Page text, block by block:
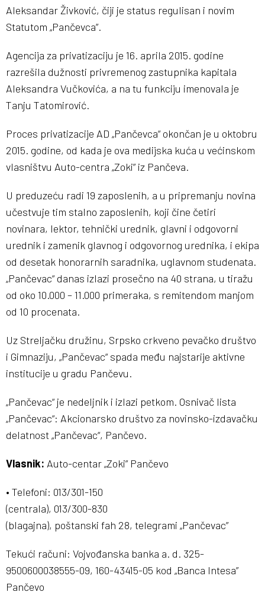
Aleksandar Živković, čiji je status regulisan i novim
Statutom „Pančevca”.
Agencija za privatizaciju je 16. aprila 2015. godine
razrešila dužnosti privremenog zastupnika kapitala
Aleksandra Vučkovića, a na tu funkciju imenovala je
Tanju Tatomirović.
Proces privatizacije AD „Pančevca“ okončan je u oktobru
2015. godine, od kada je ova medijska kuća u većinskom
vlasništvu Auto-centra „Zoki” iz Pančeva.
U preduzeću radi 19 zaposlenih, a u pripremanju novina
učestvuje tim stalno zaposlenih, koji čine četiri
novinara, lektor, tehnički urednik, glavni i odgovorni
urednik i zamenik glavnog i odgovornog urednika, i ekipa
od desetak honorarnih saradnika, uglavnom studenata.
„Pančevac“ danas izlazi prosečno na 40 strana, u tiražu
od oko 10.000 – 11.000 primeraka, s remitendom manjom
od 10 procenata.
Uz Streljačku družinu, Srpsko crkveno pevačko društvo
i Gimnaziju, „Pančevac“ spada među najstarije aktivne
institucije u gradu Pančevu.
„Pančevac“ je nedeljnik i izlazi petkom. Osnivač lista
„Pančevac“: Akcionarsko društvo za novinsko-izdavačku
delatnost „Pančevac“, Pančevo.
Vlasnik: Auto-centar „Zoki” Pančevo
• Telefoni: 013/301-150
(centrala), 013/300-830
(blagajna), poštanski fah 28, telegrami „Pančevac”
Tekući računi: Vojvođanska banka a. d. 325-
9500600038555-09, 160-43415-05 kod „Banca Intesa”
Pančevo